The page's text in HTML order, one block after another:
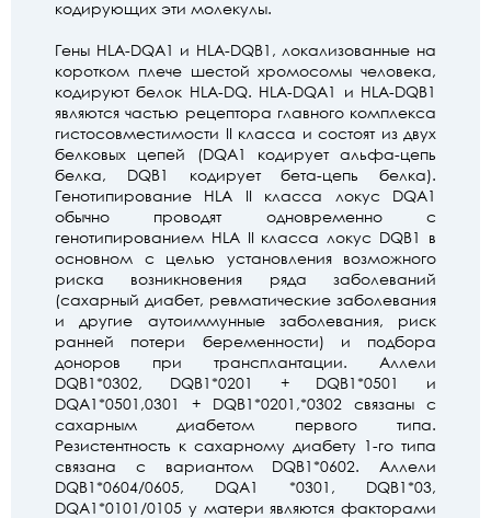
кодирующих эти молекулы.
Гены HLA-DQA1 и HLA-DQB1, локализованные на
коротком плече шестой хромосомы человека,
кодируют белок HLA-DQ. HLA-DQA1 и HLA-DQB1
являются частью рецептора главного комплекса
гистосовместимости II класса и состоят из двух
белковых цепей (DQA1 кодирует альфа-цепь
белка, DQB1 кодирует бета-цепь белка).
Генотипирование HLA II класса локус DQA1
обычно проводят одновременно с
генотипированием HLA II класса локус DQВ1 в
основном с целью установления возможного
риска возникновения ряда заболеваний
(сахарный диабет, ревматические заболевания
и другие аутоиммунные заболевания, риск
ранней потери беременности) и подбора
доноров при трансплантации. Аллели
DQB1*0302, DQB1*0201 + DQB1*0501 и
DQA1*0501,0301 + DQB1*0201,*0302 связаны с
сахарным диабетом первого типа.
Резистентность к сахарному диабету 1-го типа
связана с вариантом DQB1*0602. Аллели
DQB1*0604/0605, DQA1 *0301, DQB1*03,
DQA1*0101/0105 у матери являются факторами